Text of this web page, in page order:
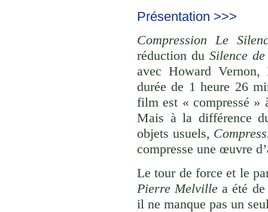
Présentation >>>
Compression Le
réduction duSilence
avec Howard Vernon,
durée de 1 heure 26
film est « compressé »
Mais à la différence
objets usuels,
compresse une œuvre
Le tour de force et le
Pierre Melville a été
il ne manque pas un